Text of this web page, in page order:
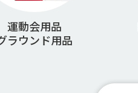
運動会用品
ラウンド用品